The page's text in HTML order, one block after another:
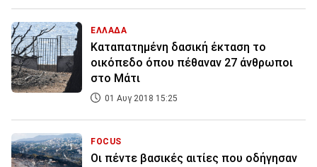
ΕΛΛΑΔΑ
Καταπατημένη δασική έκταση το
οικόπεδο όπου πέθαναν 27 άνθρωποι
στο Μάτι
01 Αυγ 2018 15:25
FOCUS
Οι πέντε βασικές αιτίες που οδήγησαν